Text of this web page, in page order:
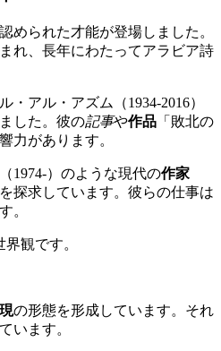
められた才能が登場しました。
れ、長年にわたってアラビア詩
アル・アズム（1934-2016）
した。彼の記事や作品 「敗北の
力があります。
1974-）のような現代の作家
探求しています。彼らの仕事は
。
観です。
の形態を形成しています。それ
います。